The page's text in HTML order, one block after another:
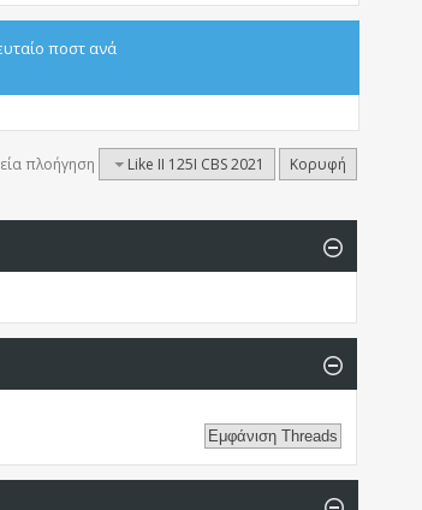
ποστ ανά
πλοήγηση Like II 125I CBS 2021 Κορυφή